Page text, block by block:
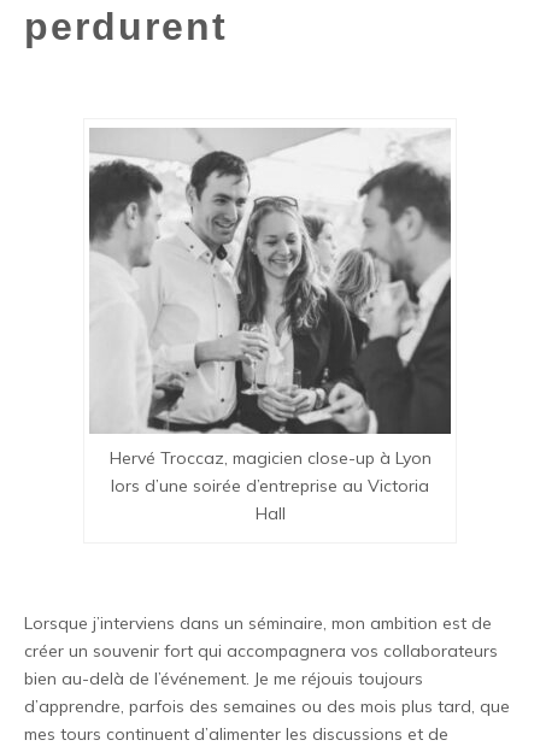
perdurent
Hervé Troccaz, magicien close-up à Lyon
lors d’une soirée d’entreprise au Victoria
Hall
Lorsque j’interviens dans un séminaire, mon ambition est de
créer un souvenir fort qui accompagnera vos collaborateurs
bien au-delà de l’événement. Je me réjouis toujours
d’apprendre, parfois des semaines ou des mois plus tard, que
mes tours continuent d’alimenter les discussions et de